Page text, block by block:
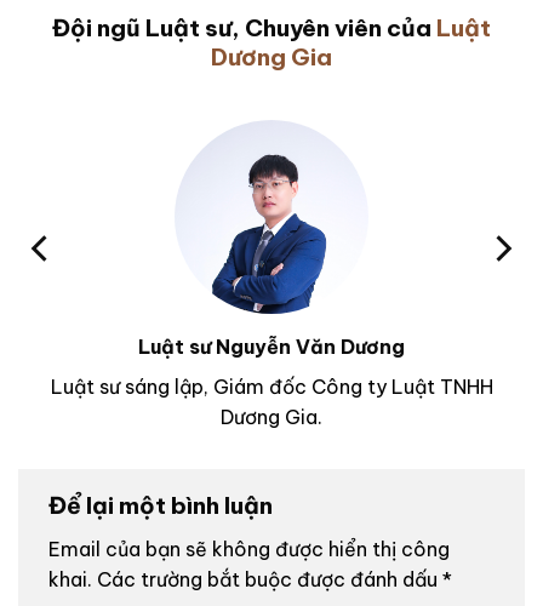
Đội ngũ Luật sư, Chuyên viên của Luật
Dương Gia
Luật sư Nguyễn Văn Dương
Luật sư sáng lập, Giám đốc Công ty Luật TNHH
Dương Gia.
Để lại một bình luận
Email của bạn sẽ không được hiển thị công
khai. Các trường bắt buộc được đánh dấu *